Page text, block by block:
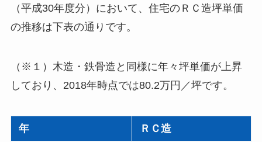
（平成30年度分）において、住宅のＲＣ造坪単価
の推移は下表の通りです。
（※１）木造・鉄骨造と同様に年々坪単価が上昇
しており、2018年時点では80.2万円／坪です。
年 ＲＣ造